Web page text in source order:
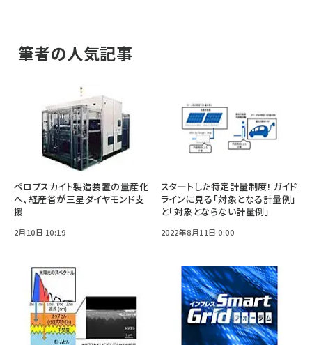
筆者の人気記事
ペロブスカイト製造装置の量産化
へ、経産省が三星ダイヤモンド支
援
2月10日 10:19
スタートした特定計量制度! ガイド
ラインに見る「対象となる計量例」
と「対象とならない計量例」
2022年8月11日 0:00